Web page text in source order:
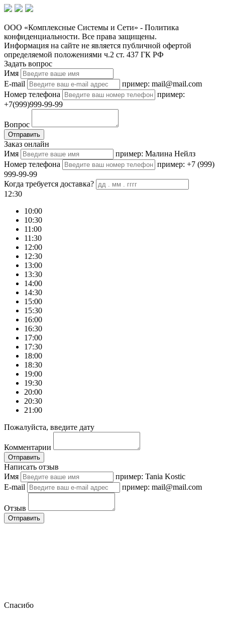
ООО «Комплексные Системы и Сети» - Политика
конфиденциальности. Все права защищены.
Информация на сайте не является публичной офертой
определяемой положениями ч.2 ст. 437 ГК РФ
Задать вопрос
Имя
E-mail
пример: mail@mail.com
Номер телефона
пример:
+7(999)999-99-99
Вопрос
Отправить
Заказ онлайн
Имя
пример: Малина Нейлз
Номер телефона
пример: +7 (999)
999-99-99
Когда требуется доставка?
12:30
10:00
10:30
11:00
11:30
12:00
12:30
13:00
13:30
14:00
14:30
15:00
15:30
16:00
16:30
17:00
17:30
18:00
18:30
19:00
19:30
20:00
20:30
21:00
Пожалуйста, введите дату
Комментарии
Отправить
Написать отзыв
Имя
пример: Tania Kostic
E-mail
пример: mail@mail.com
Отзыв
Отправить
Спасибо